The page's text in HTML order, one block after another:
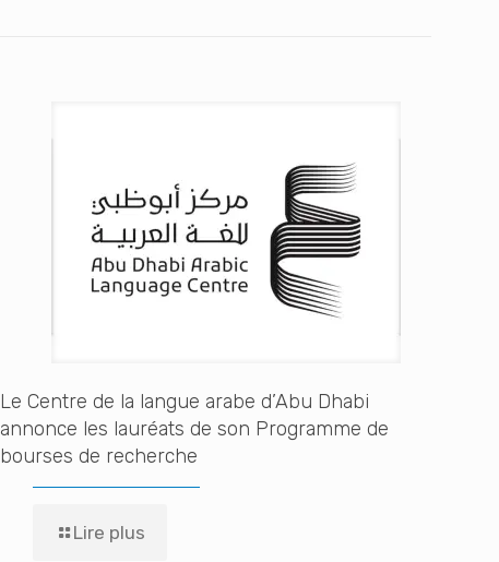
Le Centre de la langue arabe d’Abu Dhabi
annonce les lauréats de son Programme de
bourses de recherche
Lire plus